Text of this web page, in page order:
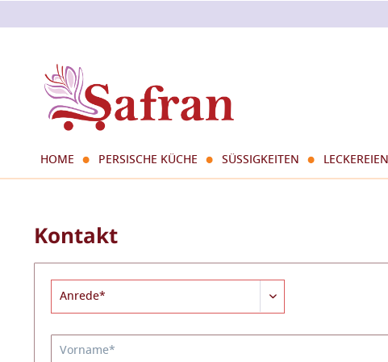
HOME PERSISCHE KÜCHE SÜSSIGKEITEN LECKEREIEN
Kontakt